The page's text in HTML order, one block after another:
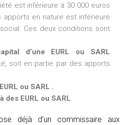
est inférieure à 30 000 euros
apports en nature est inférieure
Ces deux conditions sont
d’une EURL ou SARL
soit en partie par des apports
ou SARL ;
des EURL ou SARL.
déjà d’un commissaire aux